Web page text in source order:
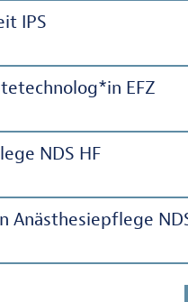
IPS
EFZ
NDS HF